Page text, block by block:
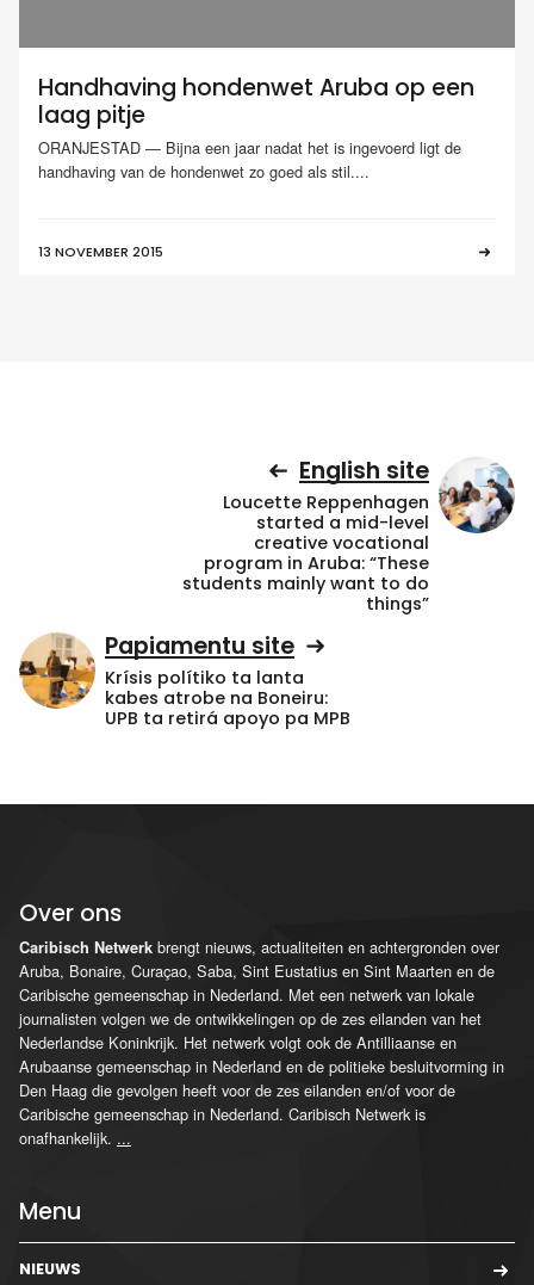
Handhaving hondenwet Aruba op een
laag pitje
ORANJESTAD — Bijna een jaar nadat het is ingevoerd ligt de
handhaving van de hondenwet zo goed als stil....
13 NOVEMBER 2015
English site
Loucette Reppenhagen
started a mid-level
creative vocational
program in Aruba: “These
students mainly want to do
things”
Papiamentu site
Krísis polítiko ta lanta
kabes atrobe na Boneiru:
UPB ta retirá apoyo pa MPB
Over ons
Caribisch Netwerk brengt nieuws, actualiteiten en achtergronden over
Aruba, Bonaire, Curaçao, Saba, Sint Eustatius en Sint Maarten en de
Caribische gemeenschap in Nederland. Met een netwerk van lokale
journalisten volgen we de ontwikkelingen op de zes eilanden van het
Nederlandse Koninkrijk. Het netwerk volgt ook de Antilliaanse en
Arubaanse gemeenschap in Nederland en de politieke besluitvorming in
Den Haag die gevolgen heeft voor de zes eilanden en/of voor de
Caribische gemeenschap in Nederland. Caribisch Netwerk is
onafhankelijk. ...
Menu
NIEUWS